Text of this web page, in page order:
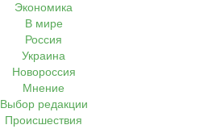
Экономика
В мире
Россия
Украина
Новороссия
Мнение
Выбор редакции
Происшествия